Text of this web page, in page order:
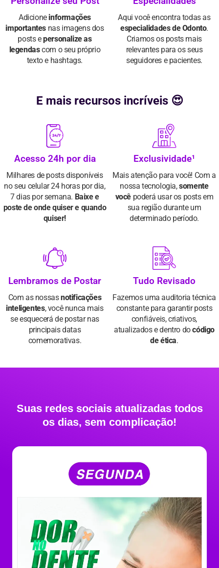
Adicioneinformações
importantes nas imagens dos
posts epersonalize as
legendascom o seu próprio
texto e hashtags.
Aqui você encontra todas as
especialidades de Odonto.
Criamos os posts mais
relevantes para os seus
seguidores e pacientes.
E mais recursos incríveis 😍
Acesso 24h por dia
Milhares de posts disponíveis
no seu celular 24 horas por dia,
7 dias por semana. Baixe e
poste de onde quiser e quando
quiser!
Exclusividade¹
Mais atenção para você! Com a
nossa tecnologia,somente
você poderá usar os posts em
sua região durante um
determinado período.
Lembramos de Postar
Com as nossasnotificações
inteligentes, você nunca mais
se esquecerá de postar nas
principais datas
comemorativas.
Tudo Revisado
Fazemos uma auditoria técnica
constante para garantir posts
confiáveis, criativos,
atualizados e dentro docódigo
de ética.
Suas redes sociais atualizadas todos
os dias, sem complicação!